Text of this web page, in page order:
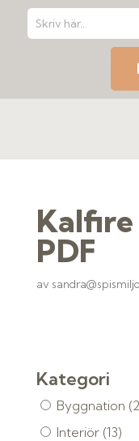
Kalfire
PDF
av
Kategori
Byggnation
Interiör (13)